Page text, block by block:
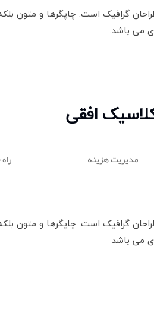
گرافیک است. چاپگرها و متون
می باشد.
کلاسیک افقی
مدیریت هزینه
گرافیک است. چاپگرها و متون
می باشد